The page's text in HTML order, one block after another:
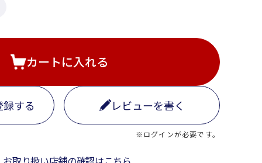
カートに入れる
する レビューを書く
※ログインが必要です。